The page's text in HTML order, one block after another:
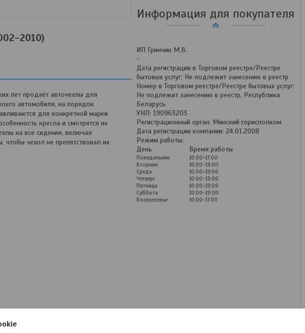
2010)
лет продаёт авточехлы для
автомобиля, на порядок
для конкретной марки
кресла и смотрятся не
на все сидения, включая
чехол не препятствовал их
Информация для покупателя
ИП Гринчик М.В.
-
Дата регистрации в Торговом реестре/Реестре
бытовых услуг: Не подлежит занесению в реестр
Номер в Торговом реестре/Реестре бытовых услуг:
Не подлежит занесению в реестр, Республика
Беларусь
УНП: 190963203
Регистрационный орган: Минский горисполком
Дата регистрации компании: 24.01.2008
Режим работы:
День
Время работы
Понедельник
10:00-17:00
Вторник
10:00-19:00
Среда
10:00-19:00
Четверг
10:00-19:00
Пятница
10:00-19:00
Суббота
10:00-19:00
Воскресенье
10:00-17:00